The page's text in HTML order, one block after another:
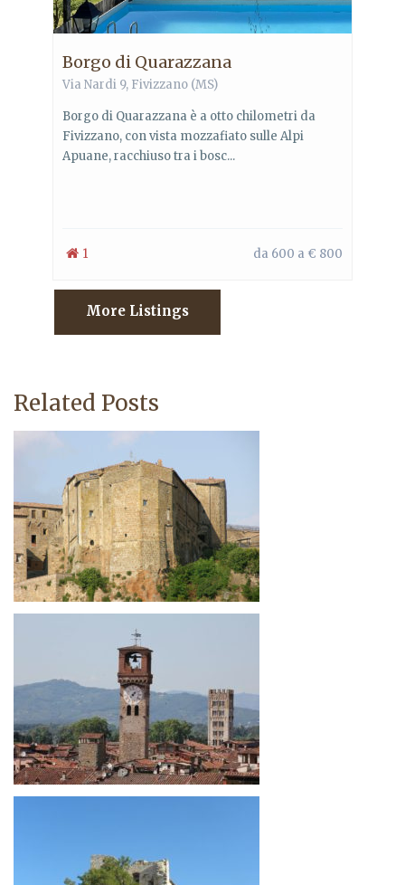
Borgo di Quarazzana
Via Nardi 9, Fivizzano (MS)
Borgo di Quarazzana è a otto chilometri da
Fivizzano, con vista mozzafiato sulle Alpi
Apuane, racchiuso tra i bosc...
1 da 600 a € 800
More Listings
Related Posts